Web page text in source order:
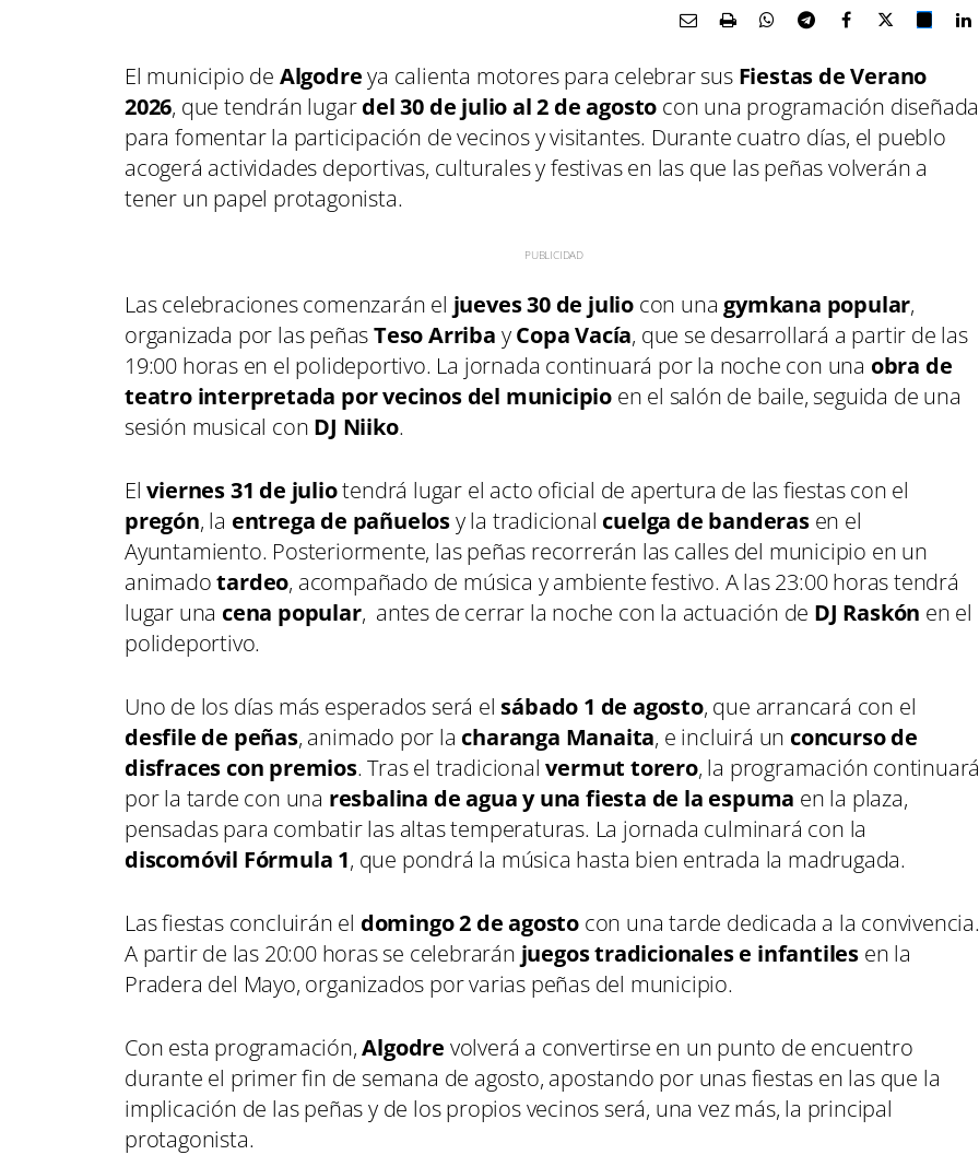
El municipio de Algodreya calienta motores para celebrar sus Fiestas de Verano
2026, que tendrán lugardel 30 de julio al 2 de agosto con una programación diseñada
para fomentar la participación de vecinos y visitantes. Durante cuatro días, el pueblo
acogerá actividades deportivas, culturales y festivas en las que las peñas volverán a
tener un papel protagonista.
Las celebraciones comenzarán el jueves 30 de julio con una gymkana popular,
organizada por las peñasTeso Arriba yCopa Vacía, que se desarrollará a partir de las
19:00 horas en el polideportivo. La jornada continuará por la noche con una obra de
teatro interpretada por vecinos del municipio en el salón de baile, seguida de una
sesión musical con DJ Niiko.
Elviernes 31 de juliotendrá lugar el acto oficial de apertura de las fiestas con el
pregón, la entrega de pañuelosy la tradicional cuelga de banderasen el
Ayuntamiento. Posteriormente, las peñas recorrerán las calles del municipio en un
animadotardeo, acompañado de música y ambiente festivo. A las 23:00 horas tendrá
lugar una cena popular, antes de cerrar la noche con la actuación de DJ Raskón en el
polideportivo.
Uno de los días más esperados será el sábado 1 de agosto, que arrancará con el
desfile de peñas, animado por la charanga Manaita, e incluirá un concurso de
disfraces con premios. Tras el tradicionalvermut torero, la programación
por la tarde con una resbalina de agua y una fiesta de la espuma en la plaza,
pensadas para combatir las altas temperaturas. La jornada culminará con la
discomóvil Fórmula 1, que pondrá la música hasta bien entrada la madrugada.
Las fiestas concluirán el domingo 2 de agosto con una tarde dedicada a la convivencia.
A partir de las 20:00 horas se celebrarán juegos tradicionales e infantiles en la
Pradera del Mayo, organizados por varias peñas del municipio.
Con esta programación,Algodre volverá a convertirse en un punto de encuentro
durante el primer fin de semana de agosto, apostando por unas fiestas en las que la
implicación de las peñas y de los propios vecinos será, una vez más, la principal
protagonista.